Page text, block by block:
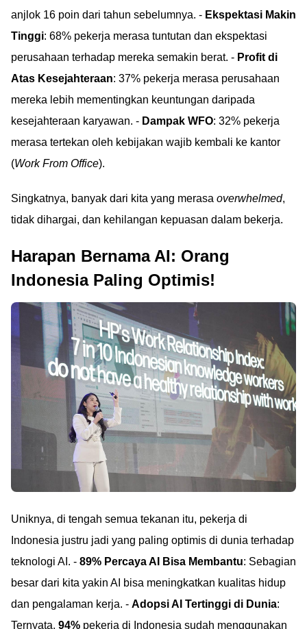
anjlok 16 poin dari tahun sebelumnya. - Ekspektasi Makin
Tinggi: 68% pekerja merasa tuntutan dan ekspektasi
perusahaan terhadap mereka semakin berat. - Profit di
Atas Kesejahteraan: 37% pekerja merasa perusahaan
mereka lebih mementingkan keuntungan daripada
kesejahteraan karyawan. - Dampak WFO: 32% pekerja
merasa tertekan oleh kebijakan wajib kembali ke kantor
(Work From Office).
Singkatnya, banyak dari kita yang merasa overwhelmed,
tidak dihargai, dan kehilangan kepuasan dalam bekerja.
Harapan Bernama AI: Orang
Indonesia Paling Optimis!
Uniknya, di tengah semua tekanan itu, pekerja di
Indonesia justru jadi yang paling optimis di dunia terhadap
teknologi AI. - 89% Percaya AI Bisa Membantu: Sebagian
besar dari kita yakin AI bisa meningkatkan kualitas hidup
dan pengalaman kerja. - Adopsi AI Tertinggi di Dunia:
Ternyata, 94% pekerja di Indonesia sudah menggunakan